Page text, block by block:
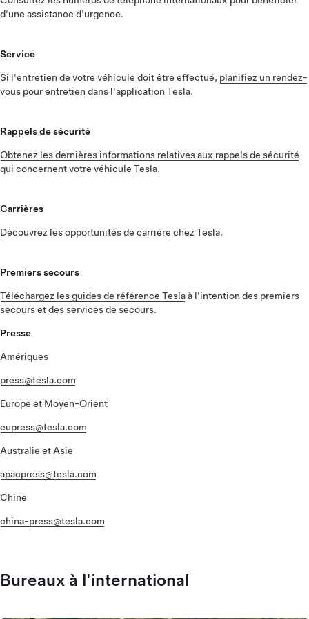
d'une assistance d'urgence.
Service
Si l'entretien de votre véhicule doit être effectué, planifiez un rendez-
vous pour entretien dans l'application Tesla.
Rappels de sécurité
Obtenez les dernières informations relatives aux rappels de sécurité
qui concernent votre véhicule Tesla.
Carrières
Découvrez les opportunités de carrière chez Tesla.
Premiers secours
Téléchargez les guides de référence Teslaà l'intention des premiers
secours et des services de secours.
Presse
Amériques
press@tesla.com
Europe et Moyen-Orient
eupress@tesla.com
Australie et Asie
apacpress@tesla.com
Chine
china-press@tesla.com
Bureaux à l'international